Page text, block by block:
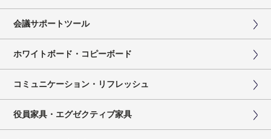
会議サポートツール
ホワイトボード・コピーボード
コミュニケーション・リフレッシュ
役員家具・エグゼクティブ家具